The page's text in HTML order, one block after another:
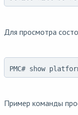
Для просмотра
PMC# show
Пример команды